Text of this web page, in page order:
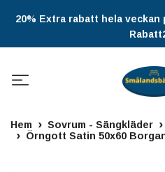
20% Extra rabatt hela veckan
Hem Sovrum - Sängkläder
Örngott Satin 50x60